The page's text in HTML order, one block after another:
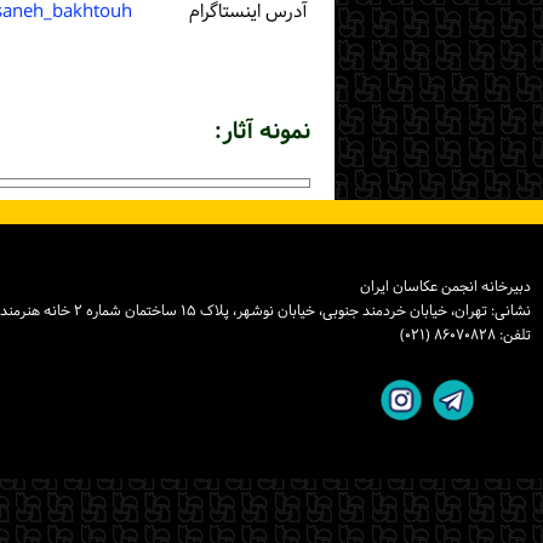
آدرس اینستاگرام
نمونه آثار:
دبیرخانه انجمن عکاسان ایران
نشانی: تهران، خیابان خردمند جنوبی، خیابان نوشهر، پلاک ۱۵ ساختمان شماره ۲ خانه هنرمندان ایران، واحد ۸
تلفن: ۸۶۰۷۰۸۲۸ (۰۲۱)